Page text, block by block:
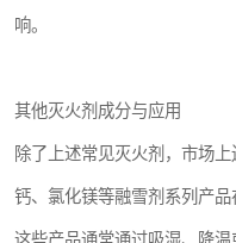
响。
其他灭火剂成分与应用
除了上述常见灭火剂，市场
钙、氯化镁等融雪剂系列产品